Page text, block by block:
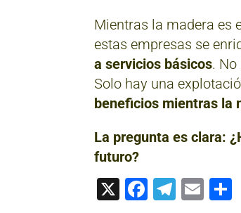
Mientras la madera es
estas empresas se
a servicios básicos.
Solo hay una
beneficios mientras la
La pregunta es clara:
futuro?
X Facebook